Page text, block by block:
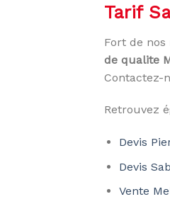
Tarif
Fort de nos
de qualite
Contactez-
Retrouvez
Devis
Devis
Vente